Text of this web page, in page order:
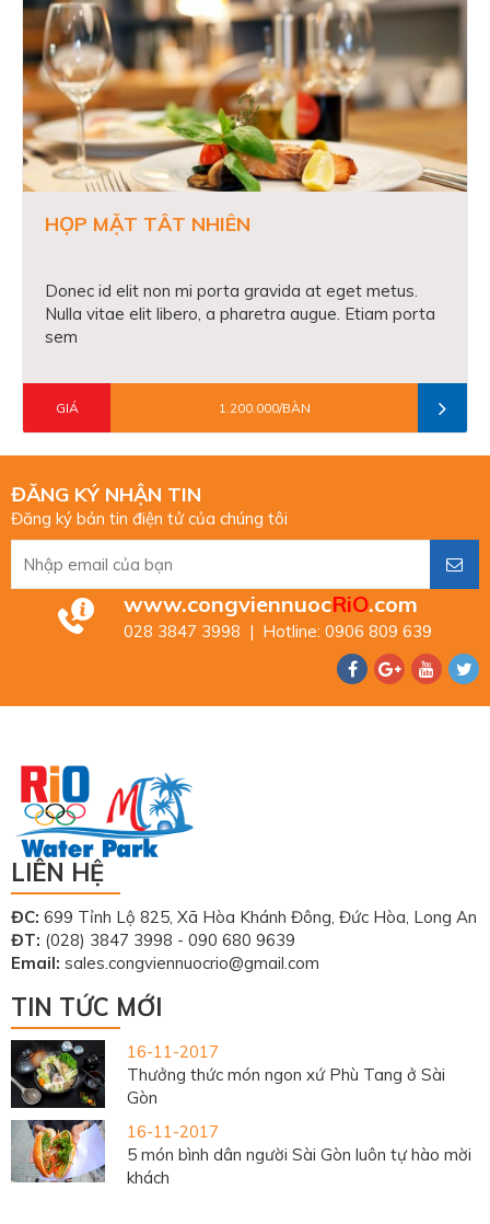
HỌP MẶT TẤT NHIÊN
Donec id elit non mi porta gravida at eget metus.
Nulla vitae elit libero, a pharetra augue. Etiam porta
sem
GIÁ 1.200.000/BÀN
ĐĂNG KÝ NHẬN TIN
Đăng ký bản tin điện tử của chúng tôi
www.congviennuocRiO.com
028 3847 3998 | Hotline: 0906 809 639
LIÊN HỆ
ĐC: 699 Tỉnh Lộ 825, Xã Hòa Khánh Đông, Đức Hòa, Long An
ĐT: (028) 3847 3998 - 090 680 9639
Email: sales.congviennuocrio@gmail.com
TIN TỨC MỚI
16-11-2017
Thưởng thức món ngon xứ Phù Tang ở Sài
Gòn
16-11-2017
5 món bình dân người Sài Gòn luôn tự hào mời
khách